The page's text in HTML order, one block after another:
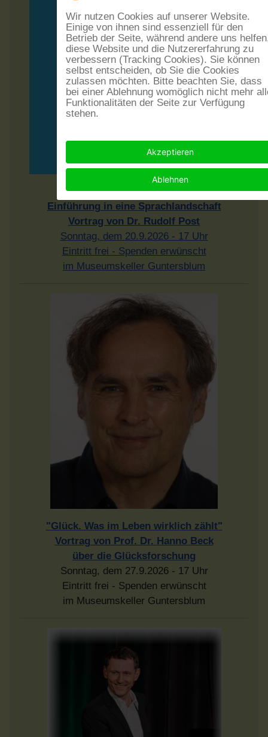
Rheinhesssiche Mundarten
Einführung in eine Sprachlandschaft
Vortrag von Dr. Rudolf Post
Sonntag, dem 20.9.2026 - 17 Uhr
Eintritt frei - Spenden erwünscht
im Museumskeller Guntersblum
"Glück. Was im Leben wirklich zählt"
Vortrag von Prof. Dr. Hanno Beck
über die Glücksforschung
Sonntag, dem 27.9.2026 - 17 Uhr
Eintritt frei - Spenden erwünscht
im Museumskeller Guntersblum
Wir nutzen Cookies auf unserer Website.
Einige von ihnen sind essenziell für den
Betrieb der Seite, während andere uns
diese Website und die Nutzererfahrung zu
verbessern (Tracking Cookies). Sie können
selbst entscheiden, ob Sie die Cookies
zulassen möchten. Bitte beachten Sie, dass
bei einer Ablehnung womöglich nicht mehr
Funktionalitäten der Seite zur Verfügung
stehen.
Akzeptieren
Ablehnen